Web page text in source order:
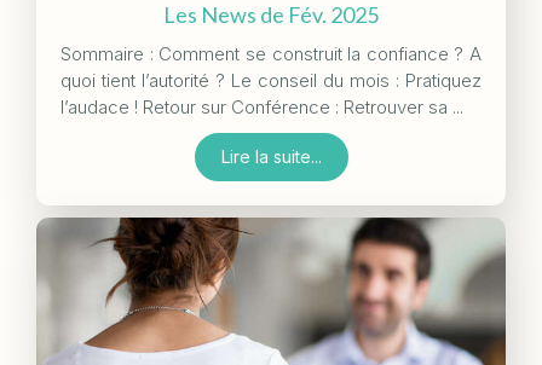
Les News de Fév. 2025
Sommaire : Comment se construit la confiance ? A
quoi tient l’autorité ? Le conseil du mois : Pratiquez
l’audace ! Retour sur Conférence : Retrouver sa ...
Lire la suite...